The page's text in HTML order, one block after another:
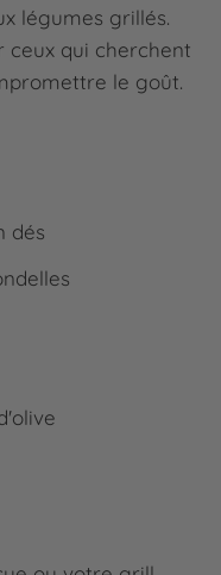
légumes grillés.
qui cherchent
le goût.
dés